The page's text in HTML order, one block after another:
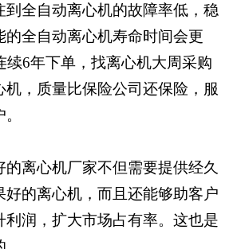
到全自动离心机的故障率低，稳
的全自动离心机寿命时间会更
续6年下单，找离心机大周采购
机，质量比保险公司还保险，服
的离心机厂家不但需要提供经久
好的离心机，而且还能够助客户
利润，扩大市场占有率。这也是